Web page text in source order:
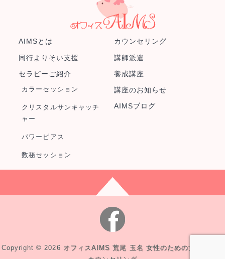
Copyright © 2026 オフィスAIMS 荒尾 玉名 女性のための女性による
AIMSとは カウンセリング
同行よりそい支援 講師派遣
セラピーご紹介
カラーセッション
クリスタルサンキャッチ
ャー
パワーピアス
数秘セッション
養成講座
講座のお知らせ
AIMSブログ